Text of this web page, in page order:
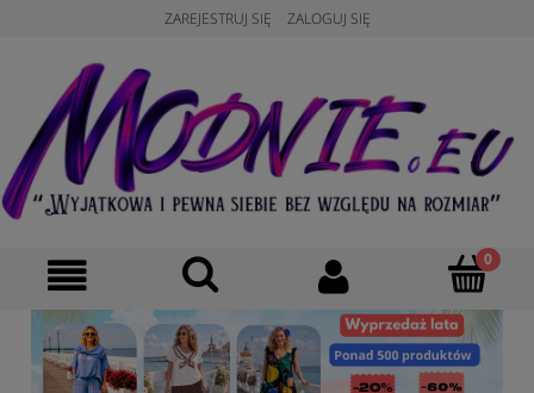
ZAREJESTRUJ SIĘ ZALOGUJ SIĘ